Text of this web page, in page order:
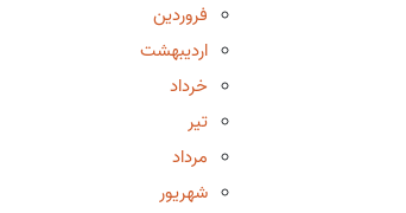
فروردین
اردیبهشت
خرداد
تیر
مرداد
شهریور